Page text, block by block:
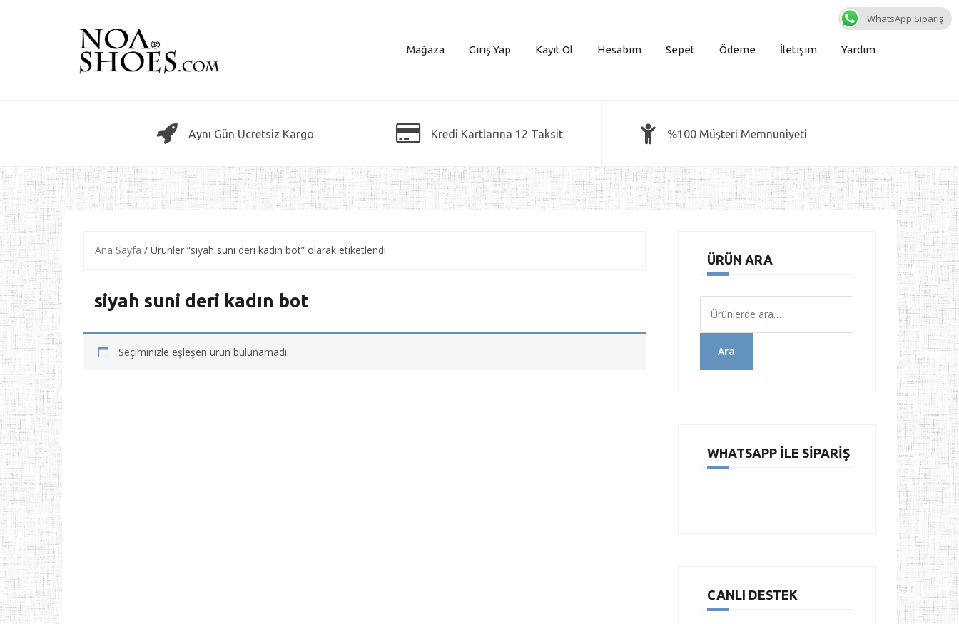
Mağaza Giriş Yap Kayıt Ol Hesabım Sepet Ödeme İletişim Yardım
Aynı Gün Ücretsiz Kargo Kredi Kartlarına 12 Taksit %100 Müşteri Memnuniyeti
Ana Sayfa / Ürünler “siyah suni deri kadın bot” olarak etiketlendi
siyah suni deri kadın bot
Seçiminizle eşleşen ürün bulunamadı.
ÜRÜN ARA
Ara
WHATSAPP İLE SIPARIŞ
CANLI DESTEK
WhatsApp Sipariş